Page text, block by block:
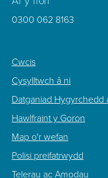
0300 062 8163
Footer
Sub
Menu
Cwcis
Cysylltwch â ni
Datganiad Hygyrchedd
Hawlfraint y Goron
Map o'r wefan
Polisi preifatrwydd
Telerau ac Amodau